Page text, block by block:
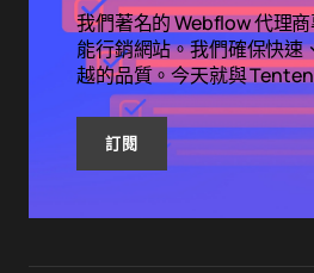
我們著名的 Webflow 代理
能行銷網站。我們確保快速
越的品質。今天就與
訂閱